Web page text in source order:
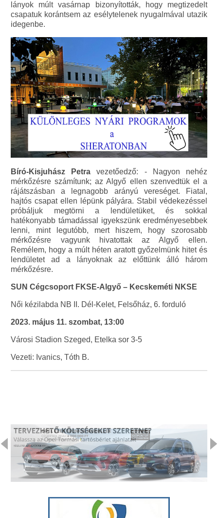
lányok múlt vasárnap bizonyították, hogy megtizedelt
csapatuk korántsem az esélytelenek nyugalmával utazik
idegenbe.
Bíró-Kisjuhász Petra vezetőedző: - Nagyon nehéz
mérkőzésre számítunk; az Algyő ellen szenvedtük el a
rájátszásban a legnagobb arányú vereséget. Fiatal,
hajtós csapat ellen lépünk pályára. Stabil védekezéssel
próbáljuk megtörni a lendületüket, és sokkal
hatékonyabb támadással igyekszünk eredményesebbek
lenni, mint legutóbb, mert hiszem, hogy szorosabb
mérkőzésre vagyunk hivatottak az Algyő ellen.
Remélem, hogy a múlt héten aratott győzelmünk hitet és
lendületet ad a lányoknak az előttünk álló három
mérkőzésre.
SUN Cégcsoport FKSE-Algyő – Kecskeméti NKSE
Női kézilabda NB II. Dél-Kelet, Felsőház, 6. forduló
2023. május 11. szombat, 13:00
Városi Stadion Szeged, Etelka sor 3-5
Vezeti: Ivanics, Tóth B.